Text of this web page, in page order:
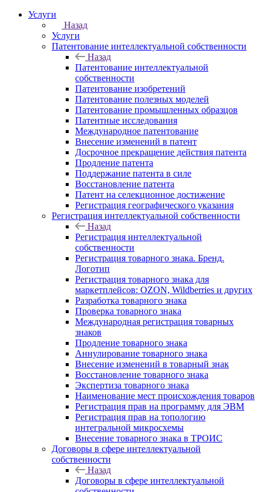
Услуги
Назад
Услуги
Патентование интеллектуальной собственности
Назад
Патентование интеллектуальной
собственности
Патентование изобретений
Патентование полезных моделей
Патентование промышленных образцов
Патентные исследования
Международное патентование
Внесение изменений в патент
Досрочное прекращение действия патента
Продление патента
Поддержание патента в силе
Восстановление патента
Патент на селекционное достижение
Регистрация географического указания
Регистрация интеллектуальной собственности
Назад
Регистрация интеллектуальной
собственности
Регистрация товарного знака. Бренд.
Логотип
Регистрация товарного знака для
маркетплейсов: OZON, Wildberries и других
Разработка товарного знака
Проверка товарного знака
Международная регистрация товарных
знаков
Продление товарного знака
Аннулирование товарного знака
Внесение изменений в товарный знак
Восстановление товарного знака
Экспертиза товарного знака
Наименование мест происхождения товаров
Регистрация прав на программу для ЭВМ
Регистрация прав на топологию
интегральной микросхемы
Внесение товарного знака в ТРОИС
Договоры в сфере интеллектуальной
собственности
Назад
Договоры в сфере интеллектуальной